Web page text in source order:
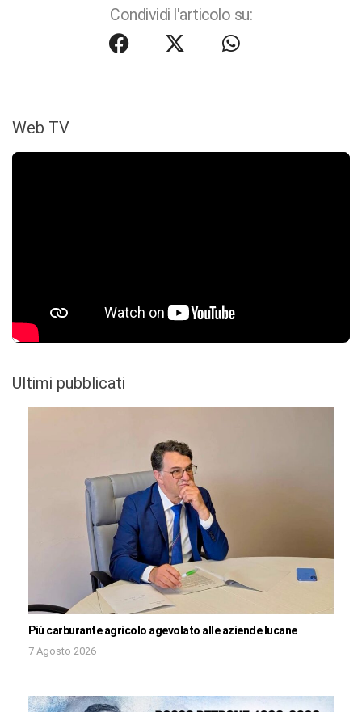
Condividi l'articolo su:
Web TV
Ultimi pubblicati
Più carburante agricolo agevolato alle aziende lucane
7 Agosto 2026